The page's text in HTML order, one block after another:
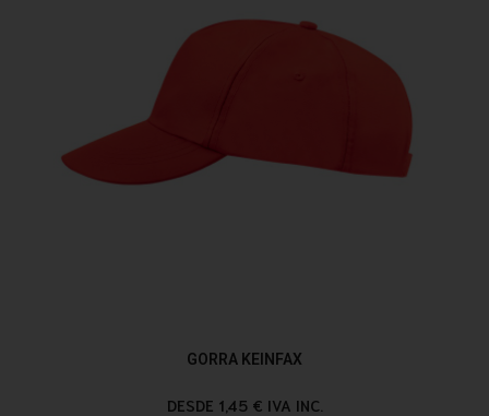
GORRA KEINFAX
DESDE 1,45 € IVA INC.